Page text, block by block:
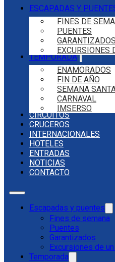
ESCAPADAS Y
FINES DE
PUENTES
GARANTIZADOS
EXCURSIONES
TEMPORADA
ENAMORADOS
FIN DE AÑO
SEMANA
CARNAVAL
IMSERSO
CIRCUITOS
CRUCEROS
INTERNACIONALES
HOTELES
ENTRADAS
NOTICIAS
CONTACTO
Escapadas y puentes
Fines de semana
Puentes
Garantizados
Excursiones de
Temporada